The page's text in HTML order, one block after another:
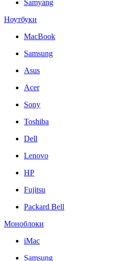
Samyang
Ноутбуки
MacBook
Samsung
Asus
Acer
Sony
Toshiba
Dell
Lenovo
HP
Fujitsu
Packard Bell
Моноблоки
iMac
Samsung